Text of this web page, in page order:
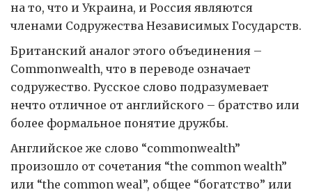
на то, что и Украина, и Россия являются
членами Содружества Независимых Государств.
Британский аналог этого объединения –
Commonwealth, что в переводе означает
содружество. Русское слово подразумевает
нечто отличное от английского – братство или
более формальное понятие дружбы.
Английское же слово “commonwealth”
произошло от сочетания “the common wealth”
или “the common weal”, общее “богатство” или